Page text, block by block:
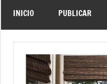
INICIO PUBLICAR